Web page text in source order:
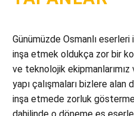
Günümüzde Osmanlı
inşa etmek oldukça zor bir
ve teknolojik
yapı çalışmaları bizlere alan
inşa etmede zorluk
dahilinde o döneme eş